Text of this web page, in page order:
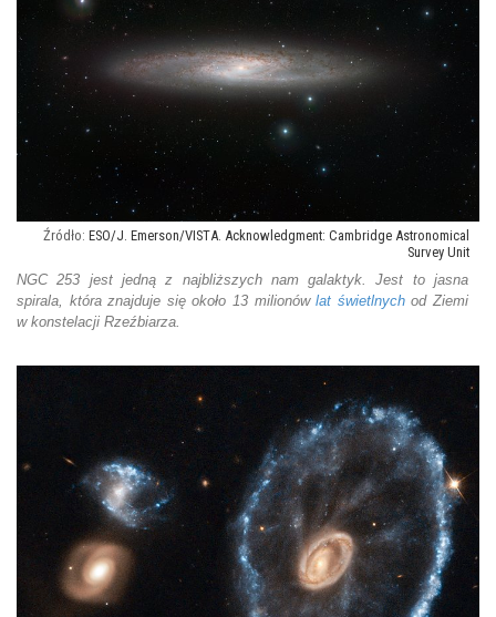
ESO/J. Emerson/VISTA. Acknowledgment: Cambridge Astronomical
Survey Unit
NGC 253 jest jedną z najbliższych nam galaktyk. Jest to jasna
spirala, która znajduje się około 13 milionówlat świetlnychod Ziemi
w konstelacji Rzeźbiarza.